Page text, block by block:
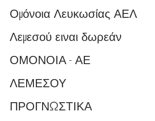
Ομόνοια Λευκωσίας ΑΕΛ
Λεμεσού ειναι δωρεάν
ΟΜΟΝΟΙΑ - ΑΕ
ΛΕΜΕΣΟΥ
ΠΡΟΓΝΩΣΤΙΚΑ